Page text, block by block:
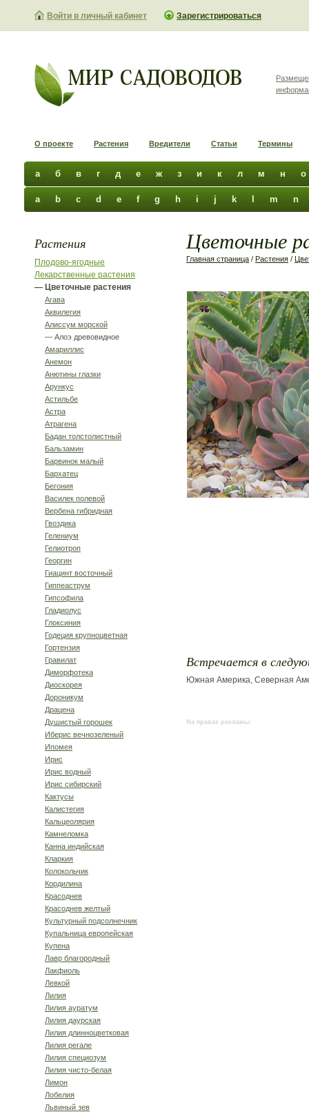
Войти в личный кабинет Зарегистрироваться
О проекте Растения Вредители Статьи Термины
а б в г д е ж з и к л м н о
a b c d e f g h i j k m n
Растения
Плодово-ягодные
Лекарственные растения
— Цветочные растения
Агава
Аквилегия
Алиссум морской
— Алоэ древовидное
Амариллис
Анемон
Анютины глазки
Арункус
Астильбе
Астра
Атрагена
Бадан толстолистный
Бальзамин
Барвинок малый
Бархатец
Бегония
Василек полевой
Вербена гибридная
Гвоздика
Гелениум
Гелиотроп
Георгин
Гиацинт восточный
Гиппеаструм
Гипсофила
Гладиолус
Глоксиния
Годеция крупноцветная
Гортензия
Гравилат
Диморфотека
Диоскорея
Дороникум
Драцена
Душистый горошек
Иберис вечнозеленый
Ипомея
Ирис
Ирис водный
Ирис сибирский
Кактусы
Калистегия
Кальцеолярия
Камнеломка
Канна индийская
Кларкия
Колокольчик
Кордилина
Красоднев
Красоднев желтый
Культурный подсолнечник
Купальница европейская
Купена
Лавр благородный
Лакфиоль
Левкой
Лилия
Лилия ауратум
Лилия даурская
Лилия длинноцветковая
Лилия регале
Лилия специозум
Лилия чисто-белая
Лимон
Лобелия
Львиный зев
Цветочные
Главная страница / Растения /
Встречается в
Южная Америка, Северная
На правах рекламы: